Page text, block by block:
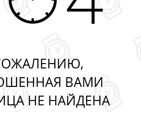
ВАМИ
НЕ НАЙДЕНА